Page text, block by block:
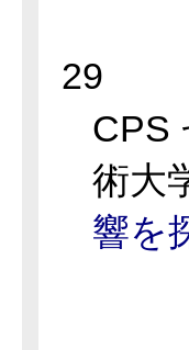
29
CPS
術大
響を